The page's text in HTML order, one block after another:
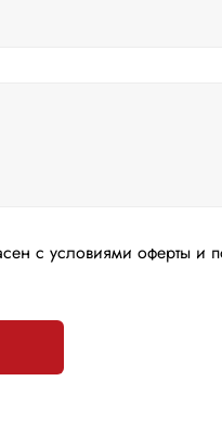
с условиями оферты и